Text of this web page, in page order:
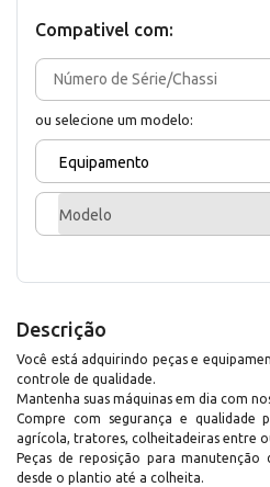
Compativel com:
ou selecione um modelo:
Equipamento
Modelo
Descrição
Você está adquirindo peças e
controle de qualidade.
Mantenha suas máquinas em dia com
Compre com segurança e qualidade
agrícola, tratores, colheitadeiras entre
Peças de reposição para
desde o plantio até a colheita.